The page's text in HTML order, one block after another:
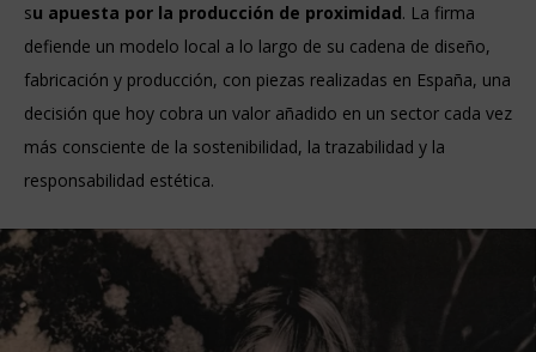
su apuesta por la producción de proximidad. La firma
defiende un modelo local a lo largo de su cadena de diseño,
fabricación y producción, con piezas realizadas en España, una
decisión que hoy cobra un valor añadido en un sector cada vez
más consciente de la sostenibilidad, la trazabilidad y la
responsabilidad estética.